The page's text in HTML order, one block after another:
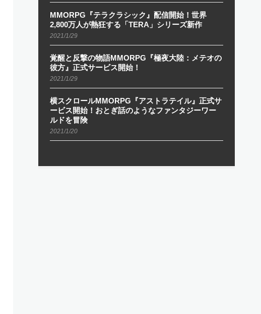
MMORPG『テラクラシック』配信開始！世界
2,800万人が熱狂する「TERA」シリーズ新作
2021/1/29
覚醒と反撃の物語MMORPG『極夜大陸：メテオの
彼方』正式サービス開始！
2021/1/29
横スクロールMMORPG『アストラテイル』正式サ
ービス開始！おとぎ話のようなファンタジーワー
ルドを冒険
2021/1/20